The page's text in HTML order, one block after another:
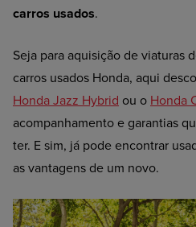
carros usados.
Seja para aquisição de viaturas
carros usados Honda, aqui
Honda Jazz Hybrid ou o Honda
acompanhamento e garantias
ter. E sim, já pode encontrar
as vantagens de um novo.